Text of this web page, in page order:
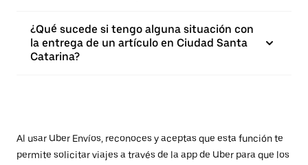
¿Qué sucede si tengo alguna situación con
la entrega de un artículo en Ciudad Santa
Catarina?
Al usar Uber Envíos, reconoces y aceptas que esta función te
permite solicitar viajes a través de la app de Uber para que los